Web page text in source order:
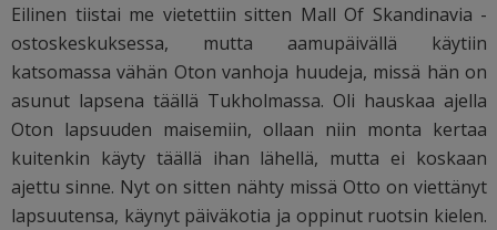
Eilinen tiistai me vietettiin sitten Mall Of Skandinavia -
ostoskeskuksessa, mutta aamupäivällä käytiin
katsomassa vähän Oton vanhoja huudeja, missä hän on
asunut lapsena täällä Tukholmassa. Oli hauskaa ajella
Oton lapsuuden maisemiin, ollaan niin monta kertaa
kuitenkin käyty täällä ihan lähellä, mutta ei koskaan
ajettu sinne. Nyt on sitten nähty missä Otto on viettänyt
lapsuutensa, käynyt päiväkotia ja oppinut ruotsin kielen.